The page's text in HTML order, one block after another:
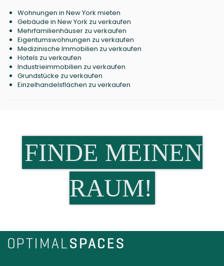
Wohnungen in New York mieten
Gebäude in New York zu verkaufen
Mehrfamilienhäuser zu verkaufen
Eigentumswohnungen zu verkaufen
Medizinische Immobilien zu verkaufen
Hotels zu verkaufen
Industrieimmobilien zu verkaufen
Grundstücke zu verkaufen
Einzelhandelsflächen zu verkaufen
FINDE MEINEN
RAUM!